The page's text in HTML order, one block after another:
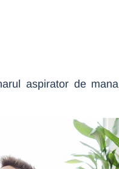
aspirator de mana